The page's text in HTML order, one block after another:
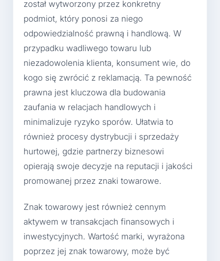
został wytworzony przez konkretny
podmiot, który ponosi za niego
odpowiedzialność prawną i handlową. W
przypadku wadliwego towaru lub
niezadowolenia klienta, konsument wie, do
kogo się zwrócić z reklamacją. Ta pewność
prawna jest kluczowa dla budowania
zaufania w relacjach handlowych i
minimalizuje ryzyko sporów. Ułatwia to
również procesy dystrybucji i sprzedaży
hurtowej, gdzie partnerzy biznesowi
opierają swoje decyzje na reputacji i jakości
promowanej przez znaki towarowe.
Znak towarowy jest również cennym
aktywem w transakcjach finansowych i
inwestycyjnych. Wartość marki, wyrażona
poprzez jej znak towarowy, może być